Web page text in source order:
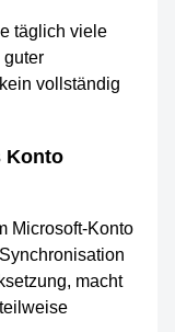
täglich viele
guter
vollständig
Konto
Microsoft-Konto
macht